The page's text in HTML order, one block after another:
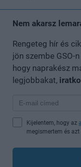
Nem akarsz
Rengeteg hír és
jön szembe GSO-
hogy naprakész
legjobbakat,
Kijelentem, hogy az
megismertem és azt